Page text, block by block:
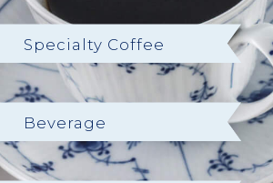
Specialty Coffee
Beverage